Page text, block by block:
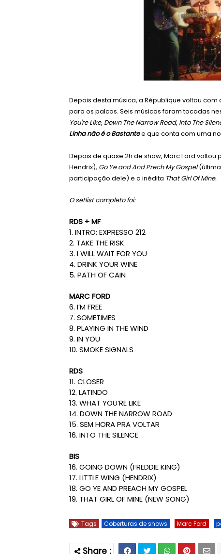
Depois desta música, a République voltou
para os palcos. Seis músicas foram tocadas
You're Like, Down The Narrow Road, Into The
Linha não é o Bastantee que conta com uma
Depois de quase 2h de show, Marc Ford
Hendrix), Go Ye and And Prech My Gospel(última
participação dele) e a inédita That Girl Of Mine.
O setlist completo foi:
RDS + MF
1. INTRO: EXPRESSO 212
2. TAKE THE RISK
3. I WILL WAIT FOR YOU
4. DRINK YOUR WINE
5. PATH OF CAIN
MARC FORD
6. I’M FREE
7. SOMETIMES
8. PLAYING IN THE WIND
9. IN YOU
10. SMOKE SIGNALS
RDS
11. CLOSER
12. LATINDO
13. WHAT YOU’RE LIKE
14. DOWN THE NARROW ROAD
15. SEM HORA PRA VOLTAR
16. INTO THE SILENCE
BIS
16. GOING DOWN (FREDDIE KING)
17. LITTLE WING (HENDRIX)
18. GO YE AND PREACH MY GOSPEL
19. THAT GIRL OF MINE (NEW SONG)
Tags Coberturas de shows Marc Ford